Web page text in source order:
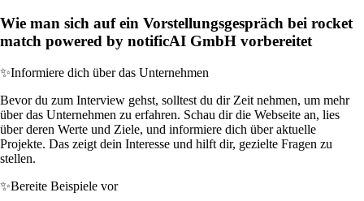
Wie man sich auf ein Vorstellungsgespräch bei rocket
match powered by notificAI GmbH vorbereitet
✨Informiere dich über das Unternehmen
Bevor du zum Interview gehst, solltest du dir Zeit nehmen, um mehr
über das Unternehmen zu erfahren. Schau dir die Webseite an, lies
über deren Werte und Ziele, und informiere dich über aktuelle
Projekte. Das zeigt dein Interesse und hilft dir, gezielte Fragen zu
stellen.
✨Bereite Beispiele vor